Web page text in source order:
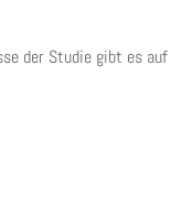
der Studie gibt es auf